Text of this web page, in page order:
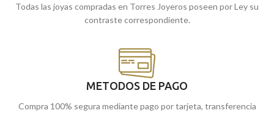
Todas las joyas compradas en Torres Joyeros poseen por Ley su
contraste correspondiente.
METODOS DE PAGO
Compra 100% segura mediante pago por tarjeta, transferencia